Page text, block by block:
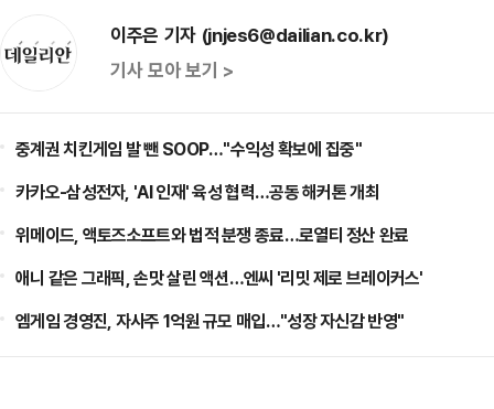
이주은 기자 (jnjes6@dailian.co.kr)
기사 모아 보기 >
중계권 치킨게임 발 뺀 SOOP…"수익성 확보에 집중"
카카오-삼성전자, 'AI 인재' 육성 협력…공동 해커톤 개최
위메이드, 액토즈소프트와 법적 분쟁 종료…로열티 정산 완료
애니 같은 그래픽, 손맛 살린 액션…엔씨 '리밋 제로 브레이커스'
엠게임 경영진, 자사주 1억원 규모 매입…"성장 자신감 반영"